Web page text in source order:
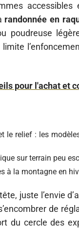
randonnée en
poudreuse
pour l'achat et
le relief : les
sur terrain peu
à la montagne en
juste l’envie
de
du cercle des